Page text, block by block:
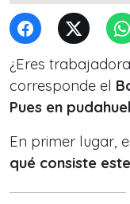
¿Eres
corresponde el
Pues en
En primer lugar,
qué consiste